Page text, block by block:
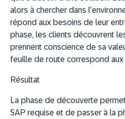
alors à chercher dans l’
répond aux besoins de leur
phase, les clients découvrent
prennent conscience de sa
feuille de route correspond
Résultat
La phase de découverte
SAP requise et de passer à la